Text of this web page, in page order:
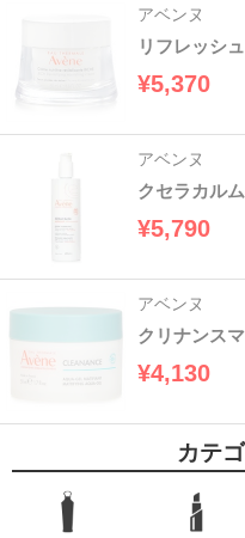
アベンヌ
リフレッシ
¥5,370
アベンヌ
クセラカル
¥5,790
アベンヌ
クリナンス
¥4,130
カテ